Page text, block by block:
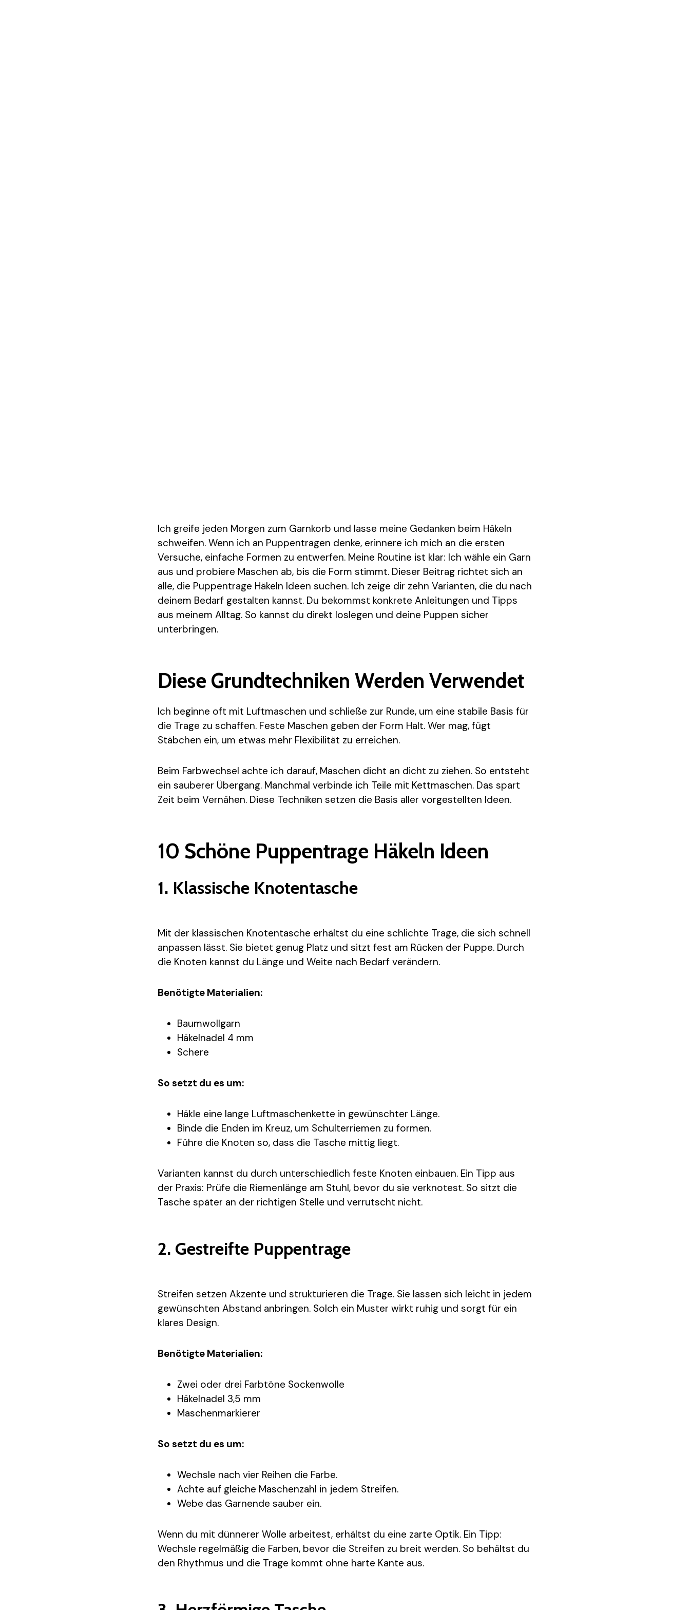
Ich greife jeden Morgen zum Garnkorb und lasse meine Gedanken beim Häkeln
schweifen. Wenn ich an Puppentragen denke, erinnere ich mich an die ersten
Versuche, einfache Formen zu entwerfen. Meine Routine ist klar: Ich wähle ein Garn
aus und probiere Maschen ab, bis die Form stimmt. Dieser Beitrag richtet sich an
alle, die Puppentrage Häkeln Ideen suchen. Ich zeige dir zehn Varianten, die du nach
deinem Bedarf gestalten kannst. Du bekommst konkrete Anleitungen und Tipps
aus meinem Alltag. So kannst du direkt loslegen und deine Puppen sicher
unterbringen.
Diese Grundtechniken Werden Verwendet
Ich beginne oft mit Luftmaschen und schließe zur Runde, um eine stabile Basis für
die Trage zu schaffen. Feste Maschen geben der Form Halt. Wer mag, fügt
Stäbchen ein, um etwas mehr Flexibilität zu erreichen.
Beim Farbwechsel achte ich darauf, Maschen dicht an dicht zu ziehen. So entsteht
ein sauberer Übergang. Manchmal verbinde ich Teile mit Kettmaschen. Das spart
Zeit beim Vernähen. Diese Techniken setzen die Basis aller vorgestellten Ideen.
10 Schöne Puppentrage Häkeln Ideen
1. Klassische Knotentasche
Mit der klassischen Knotentasche erhältst du eine schlichte Trage, die sich schnell
anpassen lässt. Sie bietet genug Platz und sitzt fest am Rücken der Puppe. Durch
die Knoten kannst du Länge und Weite nach Bedarf verändern.
Benötigte Materialien:
Baumwollgarn
Häkelnadel 4 mm
Schere
So setzt du es um:
Häkle eine lange Luftmaschenkette in gewünschter Länge.
Binde die Enden im Kreuz, um Schulterriemen zu formen.
Führe die Knoten so, dass die Tasche mittig liegt.
Varianten kannst du durch unterschiedlich feste Knoten einbauen. Ein Tipp aus
der Praxis: Prüfe die Riemenlänge am Stuhl, bevor du sie verknotest. So sitzt die
Tasche später an der richtigen Stelle und verrutscht nicht.
2. Gestreifte Puppentrage
Streifen setzen Akzente und strukturieren die Trage. Sie lassen sich leicht in jedem
gewünschten Abstand anbringen. Solch ein Muster wirkt ruhig und sorgt für ein
klares Design.
Benötigte Materialien:
Zwei oder drei Farbtöne Sockenwolle
Häkelnadel 3,5 mm
Maschenmarkierer
So setzt du es um:
Wechsle nach vier Reihen die Farbe.
Achte auf gleiche Maschenzahl in jedem Streifen.
Webe das Garnende sauber ein.
Wenn du mit dünnerer Wolle arbeitest, erhältst du eine zarte Optik. Ein Tipp:
Wechsle regelmäßig die Farben, bevor die Streifen zu breit werden. So behältst du
den Rhythmus und die Trage kommt ohne harte Kante aus.